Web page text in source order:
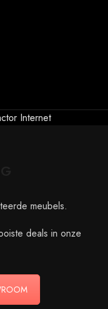
Internet
meubels.
deals in onze